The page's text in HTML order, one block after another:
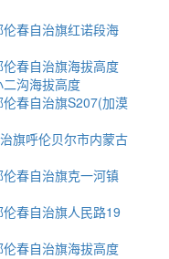
春自治旗红诺段海
春自治旗海拔高度
沟海拔高度
春自治旗S207(加漠
旗呼伦贝尔市内蒙古
春自治旗克一河镇
春自治旗人民路19
春自治旗海拔高度